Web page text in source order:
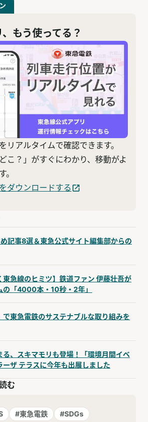
もう使ってる？
リアルタイムで確認できます。
こ？」がすぐにわかり、移動がよ
。
ダウンロードする
記事8選＆東急公式サイト編集部からの
東急線のヒミツ】鉄道ファン 伊藤壮吾が
の「4000本・10秒・2年」
で東急電鉄のサステナブルな取り組みを
る、スキマモリも登場！「環境月間イベ
ーザ テラスに今年も出展しました
む
#東急電鉄 #SDGs